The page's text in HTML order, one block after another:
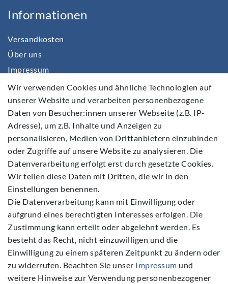
Informationen
Versandkosten
Über uns
Impressum
Daten­schutz­erklärung
AGB
Barrierefreiheitserklärung
Widerrufs­recht
Kontakt
Vertrag widerrufen
Folgen Sie Uns
Wir verwenden Cookies und ähnliche Technologien auf
unserer Website und verarbeiten personenbezogene
Daten von Besucher:innen unserer Webseite (z.B. IP-
Adresse), um z.B. Inhalte und Anzeigen zu
personalisieren, Medien von Drittanbietern einzubinden
oder Zugriffe auf unsere Website zu analysieren. Die
Datenverarbeitung erfolgt erst durch gesetzte Cookies.
Wir teilen diese Daten mit Dritten, die wir in den
Einstellungen benennen.
Die Datenverarbeitung kann mit Einwilligung oder
aufgrund eines berechtigten Interesses erfolgen. Die
Zustimmung kann erteilt oder abgelehnt werden. Es
besteht das Recht, nicht einzuwilligen und die
Einwilligung zu einem späteren Zeitpunkt zu ändern oder
zu widerrufen. Beachten Sie unser Impressum und
weitere Hinweise zur Verwendung personenbezogener